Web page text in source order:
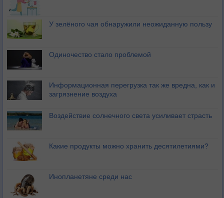
У зелёного чая обнаружили неожиданную пользу
Одиночество стало проблемой
Информационная перегрузка так же вредна, как и
загрязнение воздуха
Воздействие солнечного света усиливает страсть
Какие продукты можно хранить десятилетиями?
Инопланетяне среди нас